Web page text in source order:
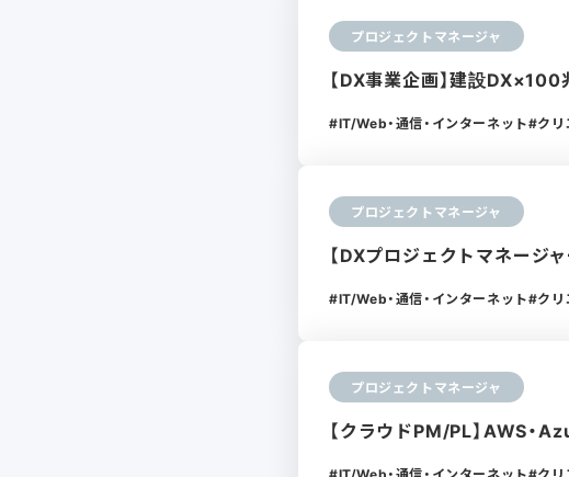
プロジェクトマネージャ
【DX事業企画】建設
IT/Web・通信・インターネット クリ
プロジェクトマネージャ
【DXプロジェクトマネージ
IT/Web・通信・インターネット クリ
プロジェクトマネージャ
【クラウドPM/PL】AWS・